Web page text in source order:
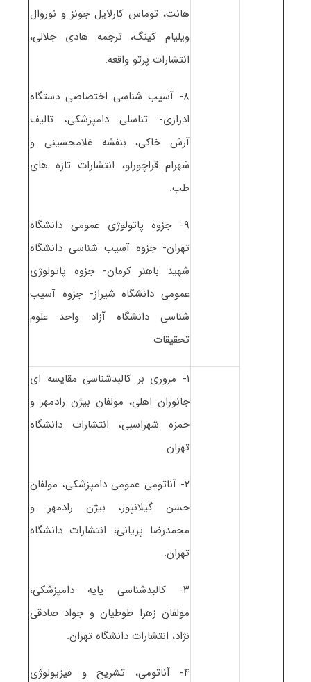
هانت، توماس کارلایل جونز و نوروال
ویلیام کینگ، ترجمه هادی جلالی،
انتشارات پرتو واقعه.
۸- آسیب شناسی اختصاصی دستگاه
ادراری- تناسلی دامپزشکی، تالیف
آرش خاکی، بنفشه غلامحسینی و
شهرام قراچورلو، انتشارات تازه های
طب.
۹- جزوه پاتولوژی عمومی دانشگاه
تهران- جزوه آسیب شناسی دانشگاه
شهید باهنر کرمان- جزوه پاتولوژی
عمومی دانشگاه شیراز- جزوه آسیب
شناسی دانشگاه آزاد واحد علوم
تحقیقات
۱- مروری بر کالبدشناسی مقایسه ای
جانوران اهلی، مولفان بیژن رادمهر و
حمزه شهراسبی، انتشارات دانشگاه
تهران.
۲- آناتومی عمومی دامپزشکی، مولفان
حسن گیلانپور، بیژن رادمهر و
محمدرضا پریانی، انتشارات دانشگاه
تهران.
۳- کالبدشناسی پایه دامپزشکی،
مولفان زهرا طوطیان و جواد صادقی
نژاد، انتشارات دانشگاه تهران.
۴- آناتومی، تشریح و فیزیولوژی